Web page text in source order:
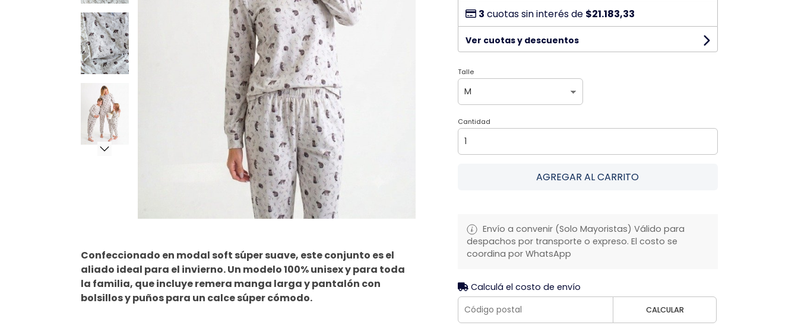
​Confeccionado en modal soft súper suave, este conjunto es el
aliado ideal para el invierno. Un modelo 100% unisex y para toda
la familia, que incluye remera manga larga y pantalón con
bolsillos y puños para un calce súper cómodo.
3 cuotas sin interés de $21.183,33
Ver cuotas y descuentos
Talle
Cantidad
AGREGAR AL CARRITO
Envío a convenir (Solo Mayoristas) Válido para
despachos por transporte o expreso. El costo se
coordina por WhatsApp
Calculá el costo de envío
CALCULAR